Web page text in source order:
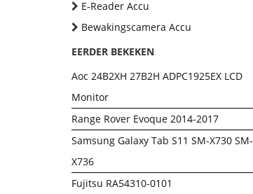
E-Reader Accu
Bewakingscamera Accu
EERDER BEKEKEN
Aoc 24B2XH 27B2H ADPC1925EX LCD
Monitor
Range Rover Evoque 2014-2017
Samsung Galaxy Tab S11 SM-X730 SM-
X736
Fujitsu RA54310-0101